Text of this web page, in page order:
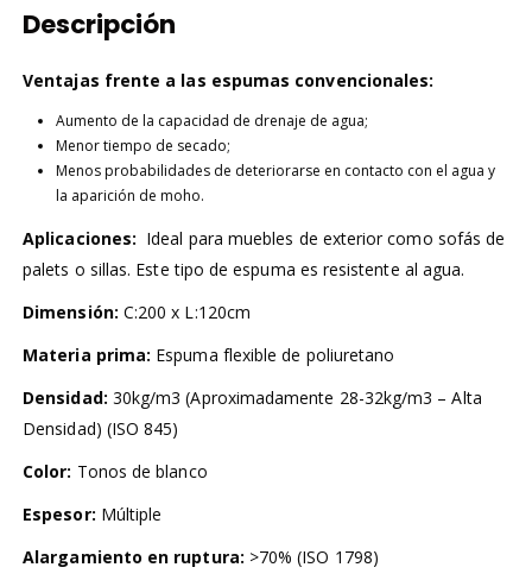
Descripción
Ventajas frente a las espumas convencionales:
Aumento de la capacidad de drenaje de agua;
Menor tiempo de secado;
Menos probabilidades de deteriorarse en contacto con el agua y
la aparición de moho.
Aplicaciones: Ideal para muebles de exterior como sofás de
palets o sillas. Este tipo de espuma es resistente al agua.
Dimensión: C:200 x L:120cm
Materia prima: Espuma flexible de poliuretano
Densidad: 30kg/m3 (Aproximadamente 28-32kg/m3 – Alta
Densidad) (ISO 845)
Color: Tonos de blanco
Espesor: Múltiple
Alargamiento en ruptura: >70% (ISO 1798)